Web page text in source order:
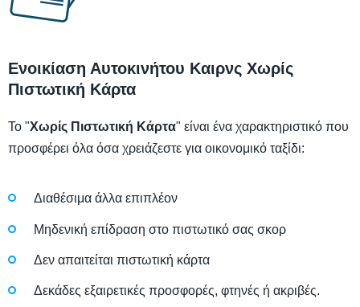
Ενοικίαση Αυτοκινήτου Καιρνς Χωρίς
Πιστωτική Κάρτα
Το "Χωρίς Πιστωτική Κάρτα" είναι ένα χαρακτηριστικό που
προσφέρει όλα όσα χρειάζεστε για οικονομικό ταξίδι:
Διαθέσιμα άλλα επιπλέον
Μηδενική επίδραση στο πιστωτικό σας σκορ
Δεν απαιτείται πιστωτική κάρτα
Δεκάδες εξαιρετικές προσφορές, φτηνές ή ακριβές.